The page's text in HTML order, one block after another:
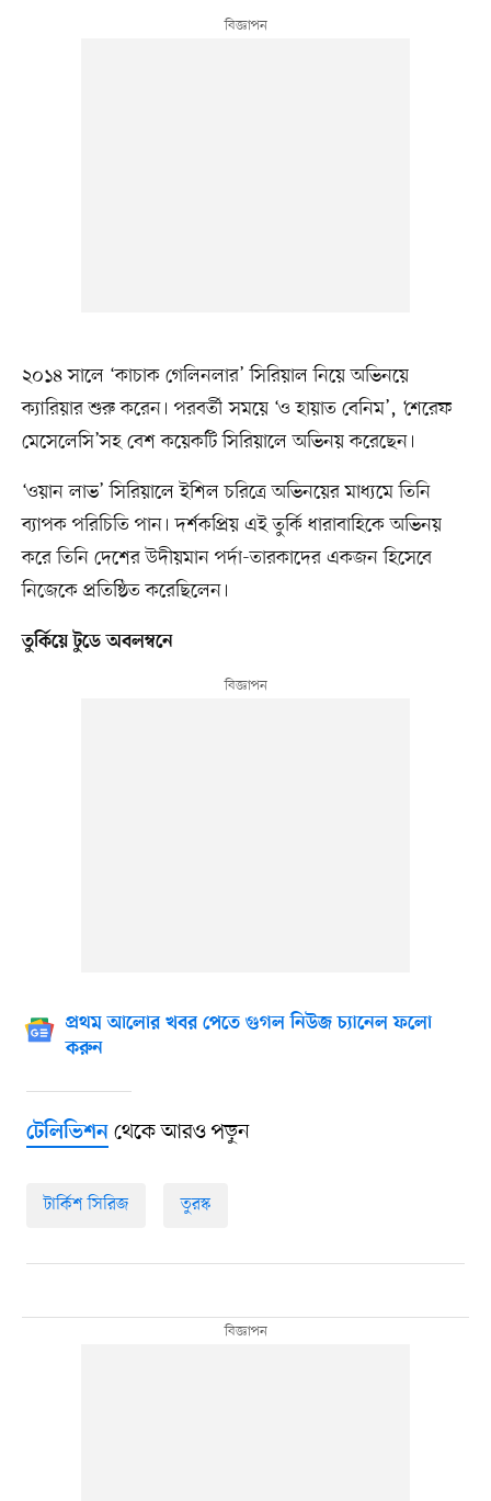
২০১৪ সালে ‘কাচাক গেলিনলার’ সিরিয়াল নিয়ে অভিনয়ে
ক্যারিয়ার শুরু করেন। পরবর্তী সময়ে ‘ও হায়াত বেনিম’, ‘শেরেফ
মেসেলেসি’সহ বেশ কয়েকটি সিরিয়ালে অভিনয় করেছেন।
‘ওয়ান লাভ’ সিরিয়ালে ইশিল চরিত্রে অভিনয়ের মাধ্যমে তিনি
ব্যাপক পরিচিতি পান। দর্শকপ্রিয় এই তুর্কি ধারাবাহিকে অভিনয়
করে তিনি দেশের উদীয়মান পর্দা-তারকাদের একজন হিসেবে
নিজেকে প্রতিষ্ঠিত করেছিলেন।
তুর্কিয়ে টুডে অবলম্বনে
প্রথম আলোর খবর পেতে গুগল নিউজ চ্যানেল ফলো
করুন
টেলিভিশনথেকে আরও পড়ুন
টার্কিশ সিরিজ তুরস্ক